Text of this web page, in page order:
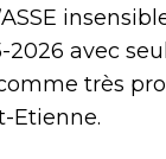
2026 avec
très
Etienne.